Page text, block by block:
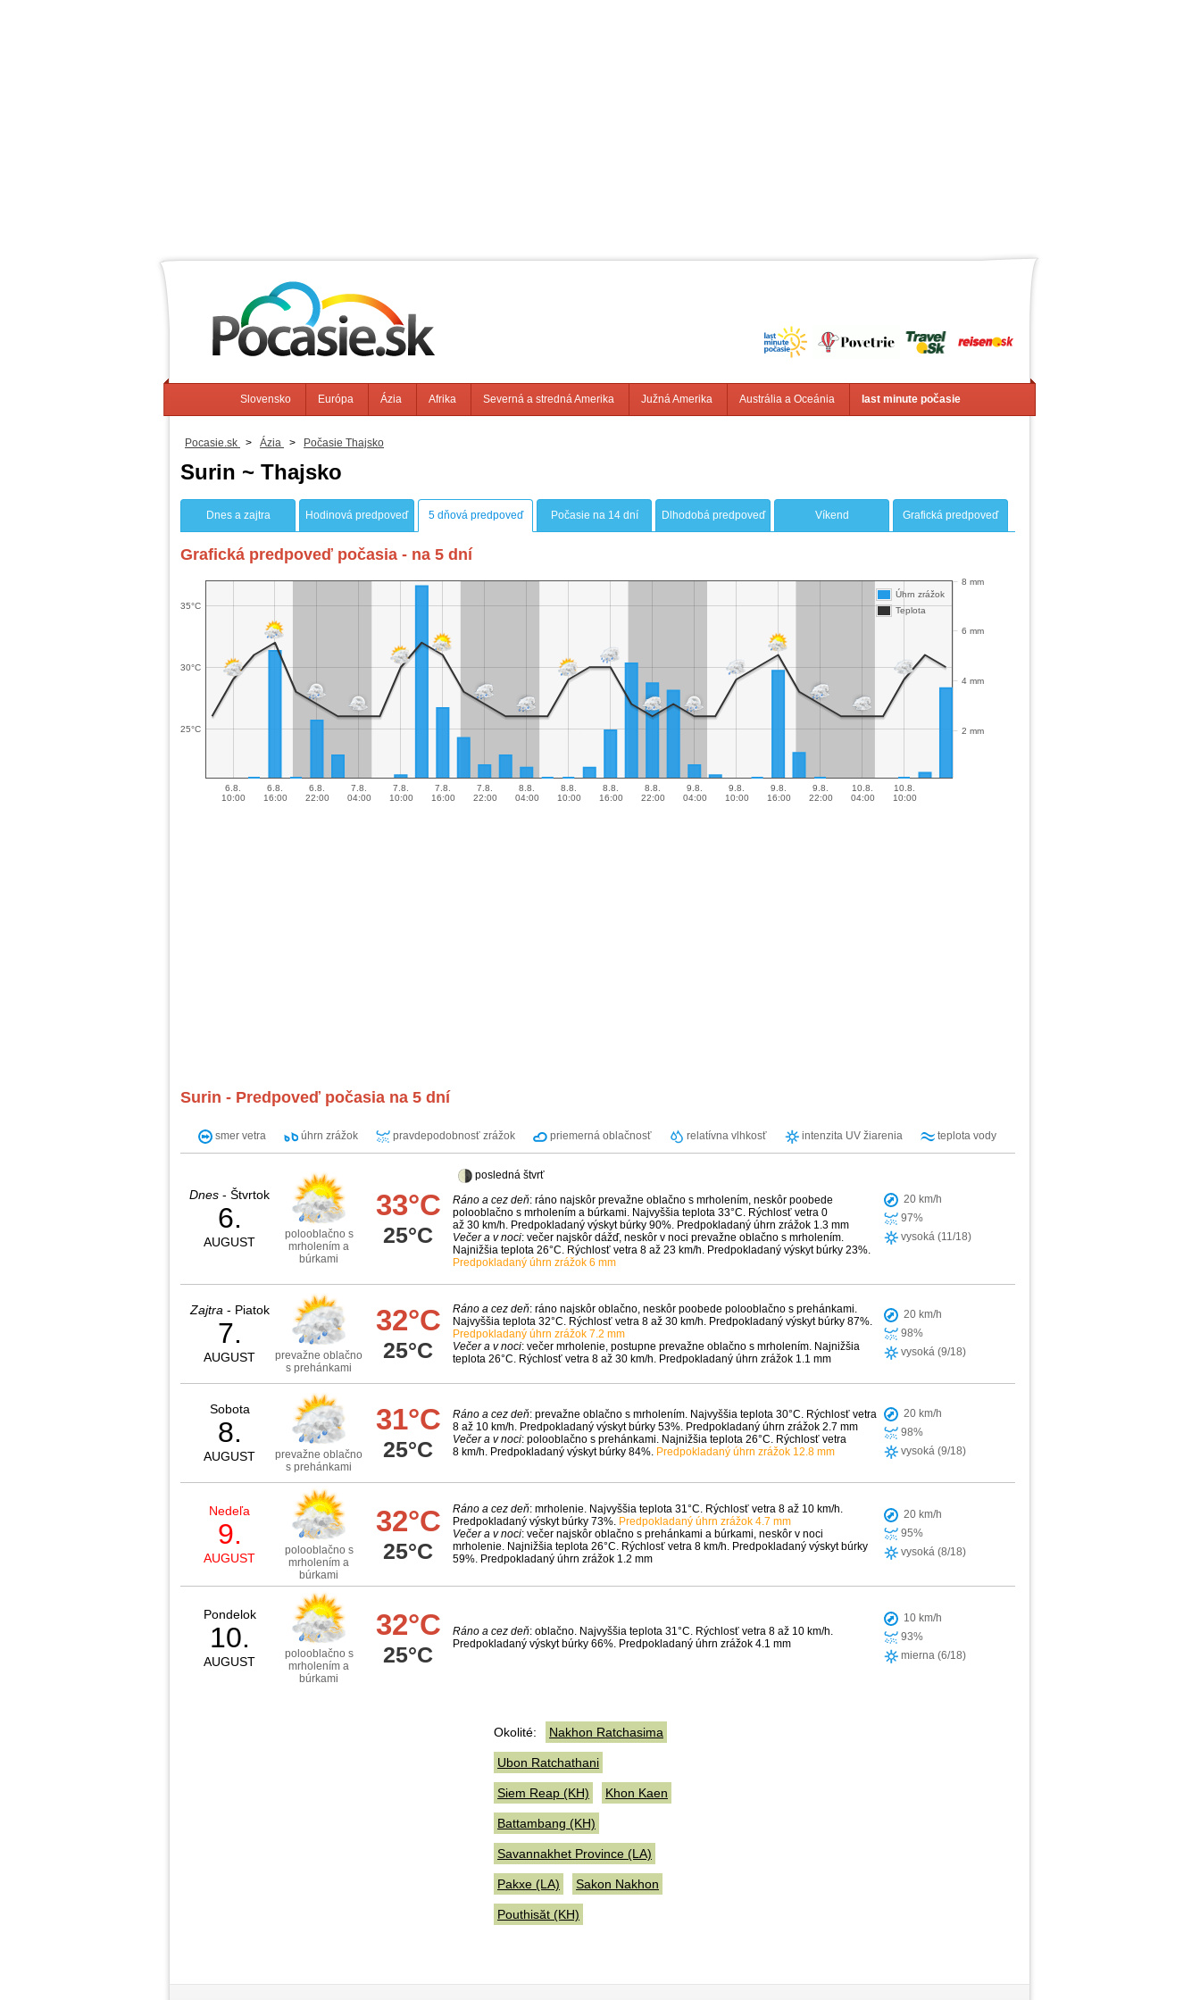
Slovensko Európa Ázia Afrika Severná a stredná Amerika Južná Amerika Austrália a Oceánia last minute počasie
Pocasie.sk > Ázia > Počasie Thajsko
Surin ~ Thajsko
Dnes a zajtra Hodinová predpoveď 5 dňová predpoveď Počasie na 14 dní Dlhodobá predpoveď Víkend Grafická predpoveď
Grafická predpoveď počasia - na 5 dní
6.8.
10:00
6.8.
16:00
6.8.
22:00
7.8.
04:00
7.8.
10:00
7.8.
16:00
7.8.
22:00
8.8.
04:00
8.8.
10:00
8.8.
16:00
8.8.
22:00
9.8.
04:00
9.8.
10:00
9.8.
16:00
9.8.
22:00
10.8.
04:00
10.8.
10:00
25°C
30°C
35°C
2 mm
4 mm
6 mm
8 mm
Úhrn zrážok
Teplota
Surin - Predpoveď počasia na 5 dní
smer vetra úhrn zrážok pravdepodobnosť zrážok priemerná oblačnosť relatívna vlhkosť intenzita UV žiarenia teplota vody
Dnes - Štvrtok
6.
AUGUST
polooblačno s
mrholením a
búrkami
33°C
25°C
posledná štvrť
Ráno a cez deň: ráno najskôr prevažne oblačno s mrholením, neskôr poobede
polooblačno s mrholením a búrkami. Najvyššia teplota 33°C. Rýchlosť vetra 0
až 30 km/h. Predpokladaný výskyt búrky 90%. Predpokladaný úhrn zrážok 1.3 mm
Večer a v noci: večer najskôr dážď, neskôr v noci prevažne oblačno s mrholením.
Najnižšia teplota 26°C. Rýchlosť vetra 8 až 23 km/h. Predpokladaný výskyt búrky 23%.
Predpokladaný úhrn zrážok 6 mm
20 km/h
97%
vysoká (11/18)
Zajtra - Piatok
7.
AUGUST
prevažne oblačno
s prehánkami
32°C
25°C
Ráno a cez deň: ráno najskôr oblačno, neskôr poobede polooblačno s prehánkami.
Najvyššia teplota 32°C. Rýchlosť vetra 8 až 30 km/h. Predpokladaný výskyt búrky 87%.
Predpokladaný úhrn zrážok 7.2 mm
Večer a v noci: večer mrholenie, postupne prevažne oblačno s mrholením. Najnižšia
teplota 26°C. Rýchlosť vetra 8 až 30 km/h. Predpokladaný úhrn zrážok 1.1 mm
20 km/h
98%
vysoká (9/18)
Sobota
8.
AUGUST
prevažne oblačno
s prehánkami
31°C
25°C
Ráno a cez deň: prevažne oblačno s mrholením. Najvyššia teplota 30°C. Rýchlosť vetra
8 až 10 km/h. Predpokladaný výskyt búrky 53%. Predpokladaný úhrn zrážok 2.7 mm
Večer a v noci: polooblačno s prehánkami. Najnižšia teplota 26°C. Rýchlosť vetra
8 km/h. Predpokladaný výskyt búrky 84%. Predpokladaný úhrn zrážok 12.8 mm
20 km/h
98%
vysoká (9/18)
Nedeľa
9.
AUGUST
polooblačno s
mrholením a
búrkami
32°C
25°C
Ráno a cez deň: mrholenie. Najvyššia teplota 31°C. Rýchlosť vetra 8 až 10 km/h.
Predpokladaný výskyt búrky 73%. Predpokladaný úhrn zrážok 4.7 mm
Večer a v noci: večer najskôr oblačno s prehánkami a búrkami, neskôr v noci
mrholenie. Najnižšia teplota 26°C. Rýchlosť vetra 8 km/h. Predpokladaný výskyt búrky
59%. Predpokladaný úhrn zrážok 1.2 mm
20 km/h
95%
vysoká (8/18)
Pondelok
10.
AUGUST
polooblačno s
mrholením a
búrkami
32°C
25°C
Ráno a cez deň: oblačno. Najvyššia teplota 31°C. Rýchlosť vetra 8 až 10 km/h.
Predpokladaný výskyt búrky 66%. Predpokladaný úhrn zrážok 4.1 mm
10 km/h
93%
mierna (6/18)
Okolité: Nakhon Ratchasima
Ubon Ratchathani
Siem Reap (KH) Khon Kaen
Battambang (KH)
Savannakhet Province (LA)
Pakxe (LA) Sakon Nakhon
Pouthisăt (KH)